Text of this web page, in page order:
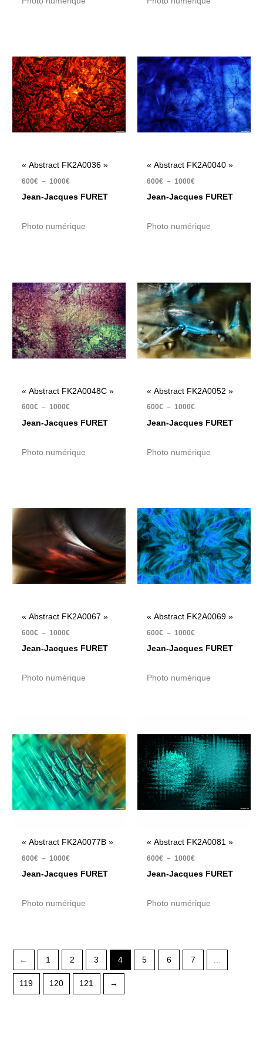
« Abstract FK2A0036 »
600€ – 1000€
prix :
600€
à
1000€
Jean-Jacques FURET
Photo numérique
« Abstract FK2A0040 »
600€ – 1000€
prix :
600€
à
1000€
Jean-Jacques FURET
Photo numérique
« Abstract FK2A0048C »
600€ – 1000€
prix :
600€
à
1000€
Jean-Jacques FURET
Photo numérique
« Abstract FK2A0052 »
600€ – 1000€
prix :
600€
à
1000€
Jean-Jacques FURET
Photo numérique
« Abstract FK2A0067 »
600€ – 1000€
à
1000€
Jean-Jacques FURET
Photo numérique
« Abstract FK2A0069 »
600€ – 1000€
prix :
600€
à
1000€
Jean-Jacques FURET
Photo numérique
« Abstract FK2A0077B »
600€ – 1000€
prix :
600€
à
1000€
Jean-Jacques FURET
Photo numérique
« Abstract FK2A0081 »
600€ – 1000€
prix :
600€
à
1000€
Jean-Jacques FURET
Photo numérique
← 1 2 3 4 5 6 7
119 120 121 →